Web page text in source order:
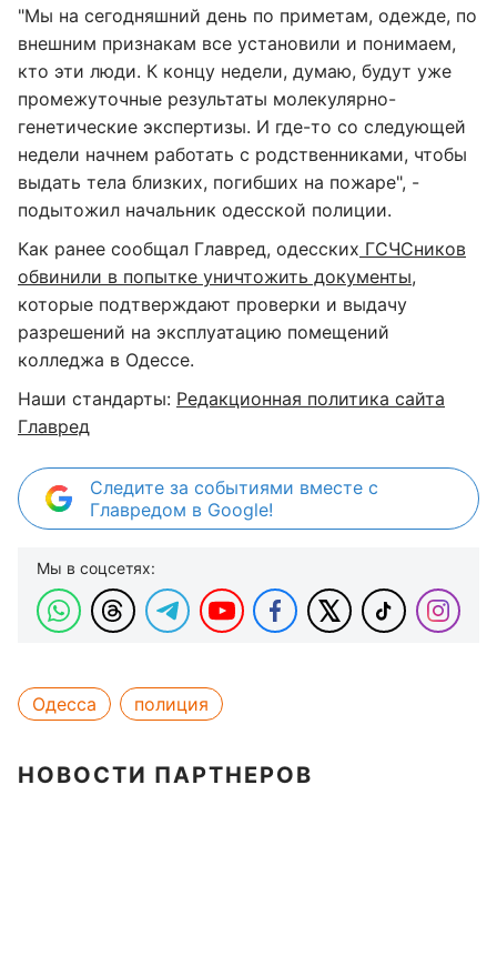
"Мы на сегодняшний день по приметам, одежде, по
внешним признакам все установили и понимаем,
кто эти люди. К концу недели, думаю, будут уже
промежуточные результаты молекулярно-
генетические экспертизы. И где-то со следующей
недели начнем работать с родственниками, чтобы
выдать тела близких, погибших на пожаре", -
подытожил начальник одесской полиции.
Как ранее сообщал Главред, одесских ГСЧСников
обвинили в попытке уничтожить документы,
которые подтверждают проверки и выдачу
разрешений на эксплуатацию помещений
колледжа в Одессе.
Наши стандарты: Редакционная политика сайта
Главред
Следите за событиями вместе с
Главредом в Google!
Мы в соцсетях:
Одесса полиция
НОВОСТИ ПАРТНЕРОВ